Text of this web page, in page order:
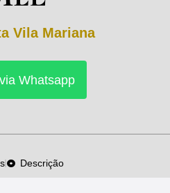
Vila Mariana
Whatsapp
Descrição